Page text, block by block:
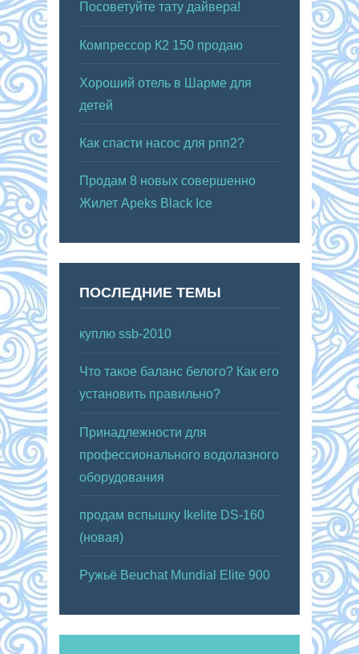
Посоветуйте тату дайвера!
Компрессор К2 150 продаю
Хороший отель в Шарме для
детей
Как спасти насос для рпп2?
Продам 8 новых совершенно
Жилет Apeks Black Ice
ПОСЛЕДНИЕ ТЕМЫ
куплю ssb-2010
Что такое баланс белого? Как его
установить правильно?
Принадлежности для
профессионального водолазного
оборудования
продам вспышку Ikelite DS-160
(новая)
Ружьё Beuchat Mundial Elite 900